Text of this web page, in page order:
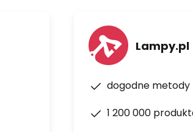
Lampy.pl
dogodne metody
1 200 000